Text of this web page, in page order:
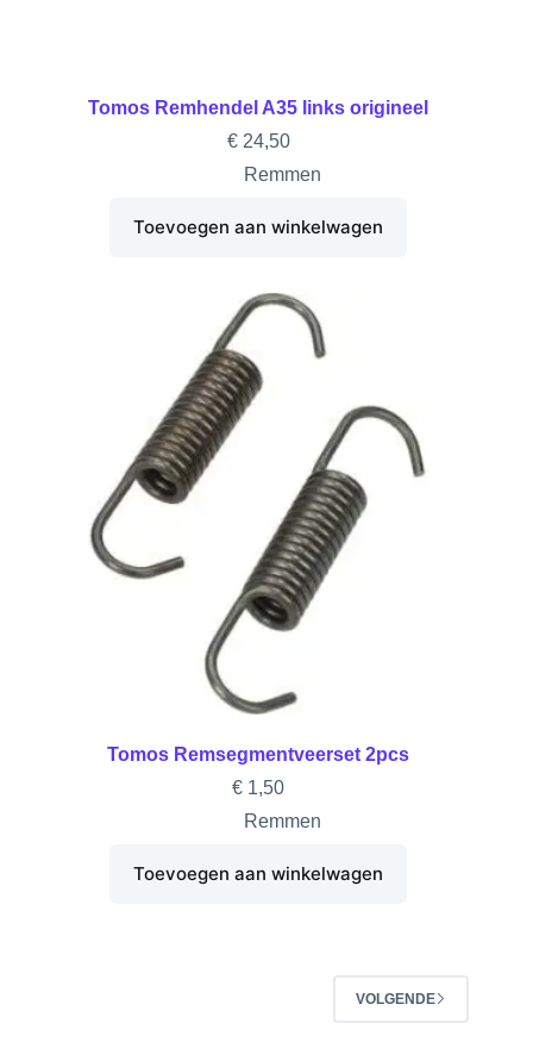
Tomos Remhendel A35 links origineel
€24,50
Remmen
Toevoegen aan winkelwagen
Tomos Remsegmentveerset 2pcs
€ 1,50
Remmen
Toevoegen aan winkelwagen
VOLGENDE